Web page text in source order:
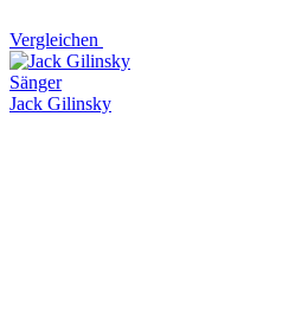
Vergleichen
Sänger
Jack Gilinsky